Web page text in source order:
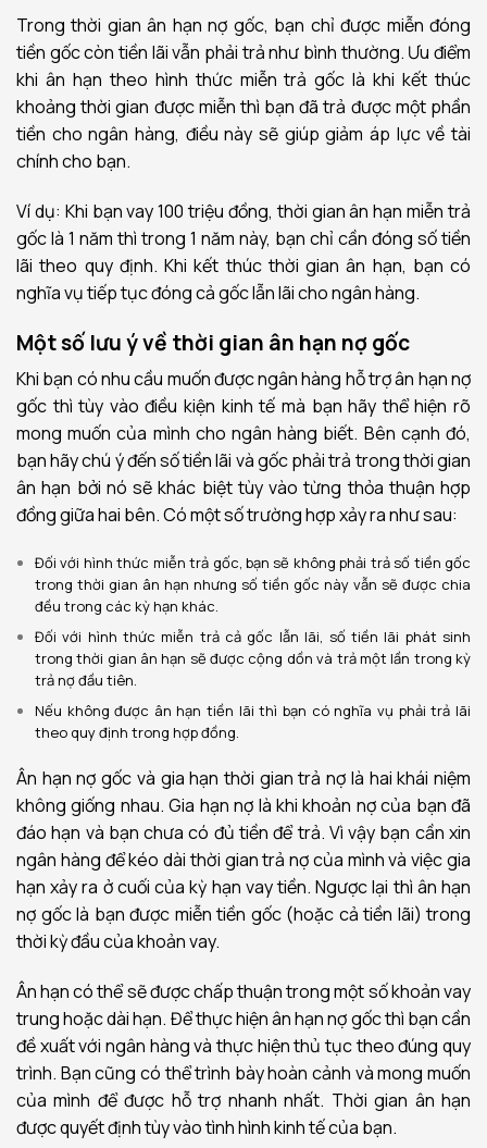
Trong thời gian ân hạn nợ gốc, bạn chỉ được miễn đóng
tiền gốc còn tiền lãi vẫn phải trả như bình thường. Ưu điểm
khi ân hạn theo hình thức miễn trả gốc là khi kết thúc
khoảng thời gian được miễn thì bạn đã trả được một phần
tiền cho ngân hàng, điều này sẽ giúp giảm áp lực về tài
chính cho bạn.
Ví dụ: Khi bạn vay 100 triệu đồng, thời gian ân hạn miễn trả
gốc là 1 năm thì trong 1 năm này, bạn chỉ cần đóng số tiền
lãi theo quy định. Khi kết thúc thời gian ân hạn, bạn có
nghĩa vụ tiếp tục đóng cả gốc lẫn lãi cho ngân hàng.
Một số lưu ý về thời gian ân hạn nợ gốc
Khi bạn có nhu cầu muốn được ngân hàng hỗ trợ ân hạn nợ
gốc thì tùy vào điều kiện kinh tế mà bạn hãy thể hiện rõ
mong muốn của mình cho ngân hàng biết. Bên cạnh đó,
bạn hãy chú ý đến số tiền lãi và gốc phải trả trong thời gian
ân hạn bởi nó sẽ khác biệt tùy vào từng thỏa thuận hợp
đồng giữa hai bên. Có một số trường hợp xảy ra như sau:
Đối với hình thức miễn trả gốc, bạn sẽ không phải trả số tiền gốc
trong thời gian ân hạn nhưng số tiền gốc này vẫn sẽ được chia
đều trong các kỳ hạn khác.
Đối với hình thức miễn trả cả gốc lẫn lãi, số tiền lãi phát sinh
trong thời gian ân hạn sẽ được cộng dồn và trả một lần trong kỳ
trả nợ đầu tiên.
Nếu không được ân hạn tiền lãi thì bạn có nghĩa vụ phải trả lãi
theo quy định trong hợp đồng.
Ân hạn nợ gốc và gia hạn thời gian trả nợ là hai khái niệm
không giống nhau. Gia hạn nợ là khi khoản nợ của bạn đã
đáo hạn và bạn chưa có đủ tiền để trả. Vì vậy bạn cần xin
ngân hàng để kéo dài thời gian trả nợ của mình và việc gia
hạn xảy ra ở cuối của kỳ hạn vay tiền. Ngược lại thì ân hạn
nợ gốc là bạn được miễn tiền gốc (hoặc cả tiền lãi) trong
thời kỳ đầu của khoản vay.
Ân hạn có thể sẽ được chấp thuận trong một số khoản vay
trung hoặc dài hạn. Để thực hiện ân hạn nợ gốc thì bạn cần
đề xuất với ngân hàng và thực hiện thủ tục theo đúng quy
trình. Bạn cũng có thể trình bày hoàn cảnh và mong muốn
của mình để được hỗ trợ nhanh nhất. Thời gian ân hạn
được quyết định tùy vào tình hình kinh tế của bạn.